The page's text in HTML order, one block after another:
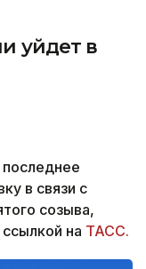
уйдет в
в связи с
созыва,
на ТАСС.